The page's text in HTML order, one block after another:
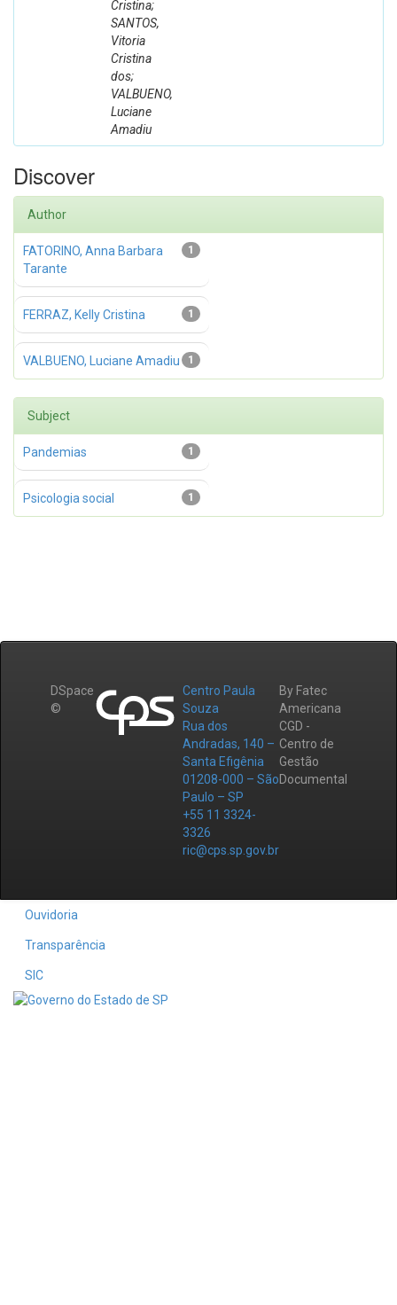
Cristina;
SANTOS,
Vitoria
Cristina
dos;
VALBUENO,
Luciane
Amadiu
Discover
Author
1
FATORINO, Anna Barbara
Tarante
1
FERRAZ, Kelly Cristina
1
VALBUENO, Luciane Amadiu
Subject
1
Pandemias
1
Psicologia social
DSpace
©
Centro Paula
Souza
Rua dos
Andradas, 140 –
Santa Efigênia
01208-000 – São
Paulo – SP
+55 11 3324-
3326
ric@cps.sp.gov.br
By Fatec
Americana
CGD -
Centro de
Gestão
Documental
Ouvidoria
Transparência
SIC